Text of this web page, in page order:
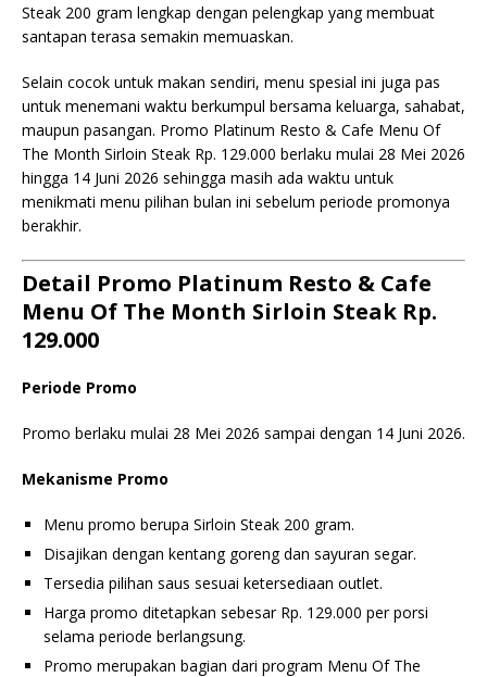
Steak 200 gram lengkap dengan pelengkap yang membuat
santapan terasa semakin memuaskan.
Selain cocok untuk makan sendiri, menu spesial ini juga pas
untuk menemani waktu berkumpul bersama keluarga, sahabat,
maupun pasangan. Promo Platinum Resto & Cafe Menu Of
The Month Sirloin Steak Rp. 129.000 berlaku mulai 28 Mei 2026
hingga 14 Juni 2026 sehingga masih ada waktu untuk
menikmati menu pilihan bulan ini sebelum periode promonya
berakhir.
Detail Promo Platinum Resto & Cafe
Menu Of The Month Sirloin Steak Rp.
129.000
Periode Promo
Promo berlaku mulai 28 Mei 2026 sampai dengan 14 Juni 2026.
Mekanisme Promo
Menu promo berupa Sirloin Steak 200 gram.
Disajikan dengan kentang goreng dan sayuran segar.
Tersedia pilihan saus sesuai ketersediaan outlet.
Harga promo ditetapkan sebesar Rp. 129.000 per porsi
selama periode berlangsung.
Promo merupakan bagian dari program Menu Of The